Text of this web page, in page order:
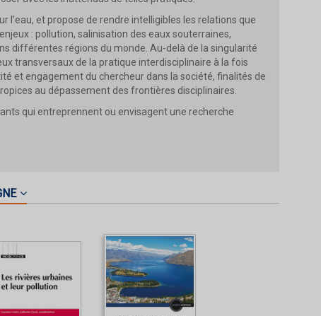
l’eau, et propose de rendre intelligibles les relations que
: pollution, salinisation des eaux souterraines,
différentes régions du monde. Au-delà de la singularité
transversaux de la pratique interdisciplinaire à la fois
et engagement du chercheur dans la société, finalités de
au dépassement des frontières disciplinaires.
qui entreprennent ou envisagent une recherche